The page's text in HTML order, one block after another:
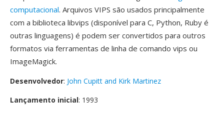
computacional. Arquivos VIPS são usados principalmente
com a biblioteca libvips (disponível para C, Python, Ruby é
outras linguagens) é podem ser convertidos para outros
formatos via ferramentas de linha de comando vips ou
ImageMagick.
Desenvolvedor: John Cupitt and Kirk Martinez
Lançamento inicial: 1993